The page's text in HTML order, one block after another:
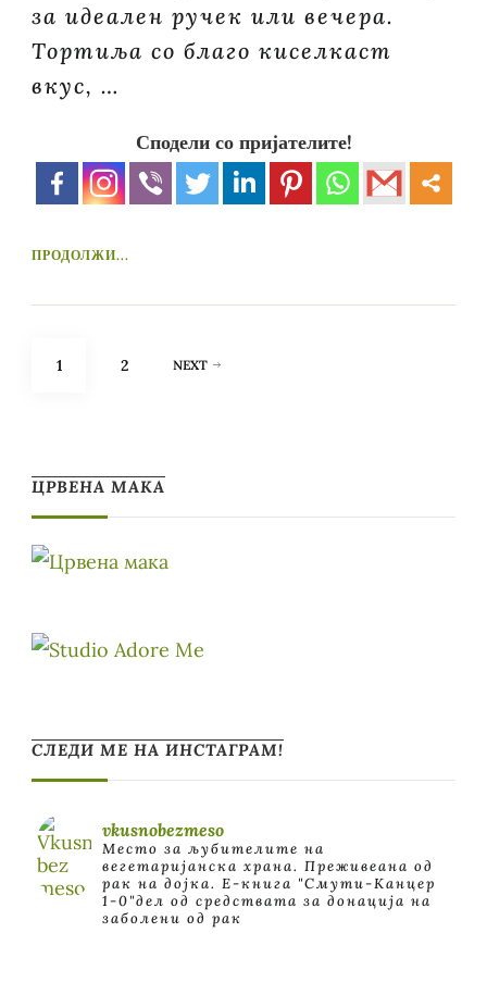
за идеален ручек или вечера.
Тортиља со благо киселкаст
вкус, …
Сподели со пријателите!
ПРОДОЛЖИ...
Posts
PAGE
1 PAGE
2 NEXT
ЦРВЕНА МАКА
СЛЕДИ МЕ НА ИНСТАГРАМ!
vkusnobezmeso
Место за љубителите на
вегетаријанска храна. Преживеана од
рак на дојка. E-книга "Смути-Канцер
1-0"дел од средствата за донација на
заболени од рак